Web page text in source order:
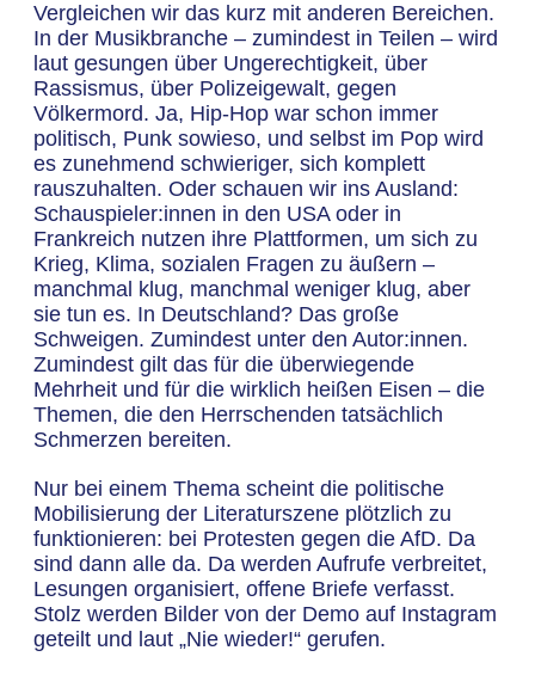
Vergleichen wir das kurz mit anderen Bereichen.
In der Musikbranche – zumindest in Teilen – wird
laut gesungen über Ungerechtigkeit, über
Rassismus, über Polizeigewalt, gegen
Völkermord. Ja, Hip-Hop war schon immer
politisch, Punk sowieso, und selbst im Pop wird
es zunehmend schwieriger, sich komplett
rauszuhalten. Oder schauen wir ins Ausland:
Schauspieler:innen in den USA oder in
Frankreich nutzen ihre Plattformen, um sich zu
Krieg, Klima, sozialen Fragen zu äußern –
manchmal klug, manchmal weniger klug, aber
sie tun es. In Deutschland? Das große
Schweigen. Zumindest unter den Autor:innen.
Zumindest gilt das für die überwiegende
Mehrheit und für die wirklich heißen Eisen – die
Themen, die den Herrschenden tatsächlich
Schmerzen bereiten.
Nur bei einem Thema scheint die politische
Mobilisierung der Literaturszene plötzlich zu
funktionieren: bei Protesten gegen die AfD. Da
sind dann alle da. Da werden Aufrufe verbreitet,
Lesungen organisiert, offene Briefe verfasst.
Stolz werden Bilder von der Demo auf Instagram
geteilt und laut „Nie wieder!“ gerufen.